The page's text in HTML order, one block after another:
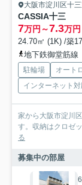
大阪市淀川区十
CASSIA十三
7万円～7.3万円
24.70㎡ (1K) /築
地下鉄御堂筋線
駐輪場 オート
インターネット
家から大阪市淀川
す。収納はクロゼ
る
募集中の部屋